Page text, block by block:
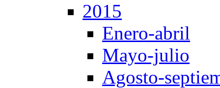
2015
Enero-abril
Mayo-julio
Agosto-